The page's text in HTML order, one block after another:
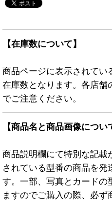
【在庫数について】
商品ページに表示されてい
在庫数となります。各店舗
でご注意ください。
【商品名と商品画像につい
商品説明欄にて特別な記載
されている型番の商品を発
す。一部、写真とカードの
ますのでご購入の際、必